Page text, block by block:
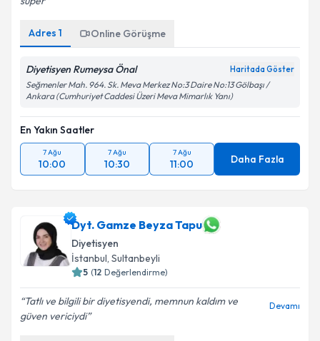
Adres 1 Online Görüşme
Diyetisyen Rumeysa Önal Haritada Göster
Seğmenler Mah. 964. Sk. Meva Merkez No:3 Daire No:13 Gölbaşı /
Ankara (Cumhuriyet Caddesi Üzeri Meva Mimarlık Yanı)
En Yakın Saatler
7 Ağu
10:00
7 Ağu
10:30
7 Ağu
11:00 Daha Fazla
Dyt. Gamze Beyza Tapu
Diyetisyen
İstanbul, Sultanbeyli
5 (12 Değerlendirme)
Tatlı ve bilgili bir diyetisyendi, memnun kaldım ve
güven vericiydi
Devamı